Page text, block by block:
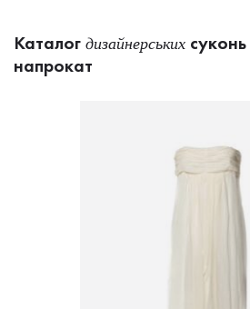
Каталог дизайнерських суконь
напрокат